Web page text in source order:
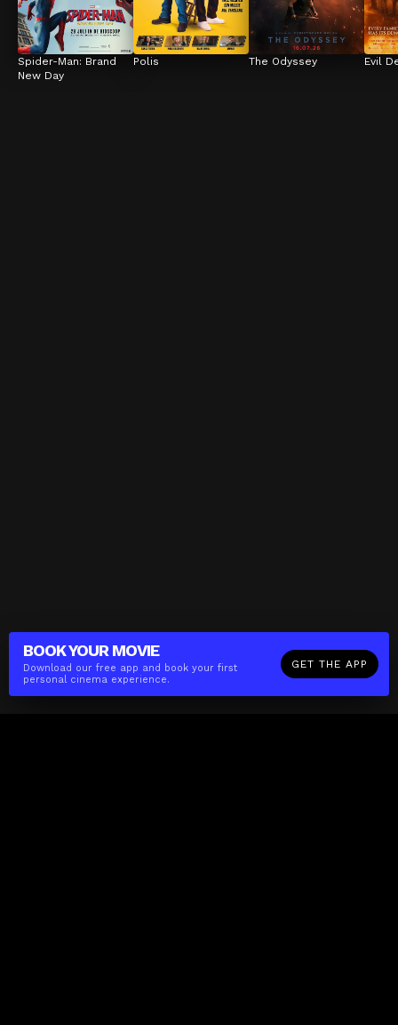
BOOK YOUR MOVIE
Download our free app and book your first
personal cinema experience.
GET THE APP
Spider-Man: Brand
New Day
Polis The Odyssey Evil